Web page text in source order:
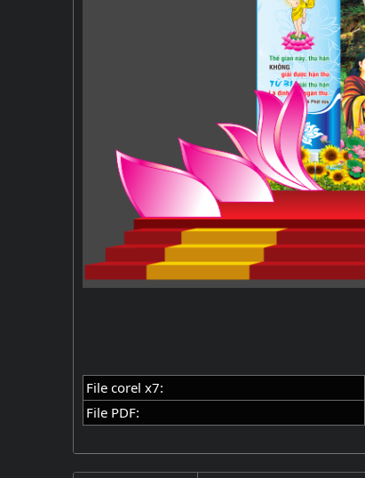
File corel x7:
File PDF: